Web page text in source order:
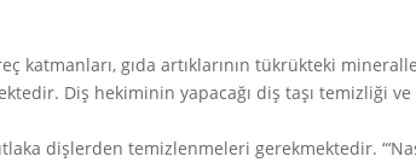
katmanları, gıda artıklarının tükrükteki
Diş hekiminin yapacağı diş taşı temizliği ve
dişlerden temizlenmeleri gerekmektedir.